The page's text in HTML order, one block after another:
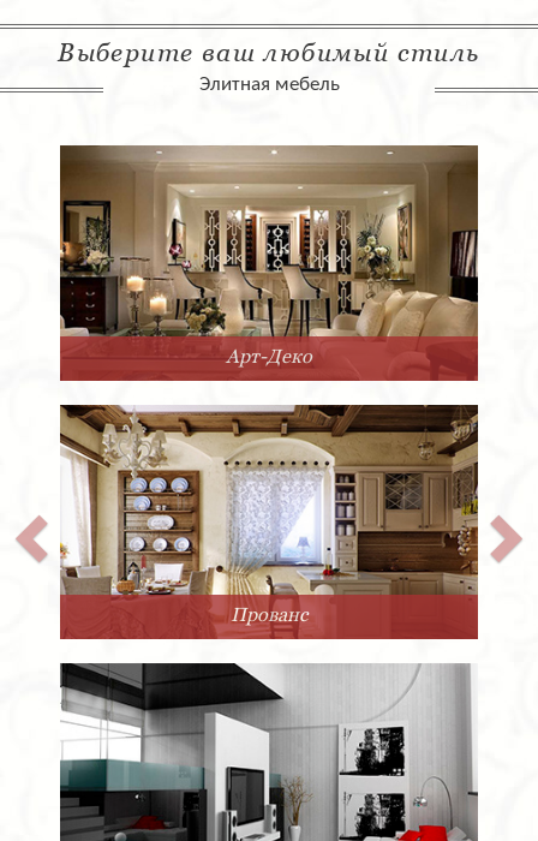
Выберите ваш любимый стиль
Элитная мебель
Арт-Деко
Прованс